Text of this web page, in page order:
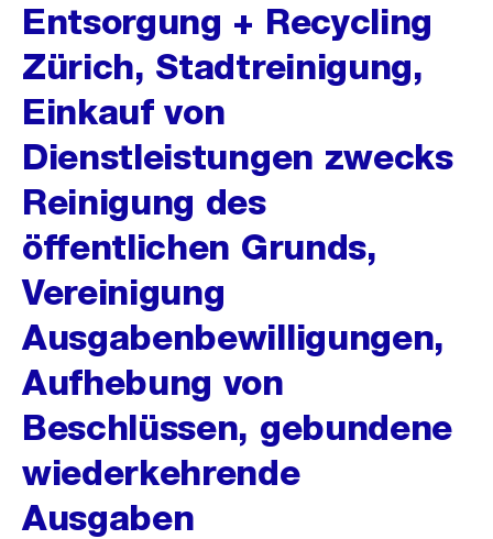
Entsorgung + Recycling
Zürich, Stadtreinigung,
Einkauf von
Dienstleistungen zwecks
Reinigung des
öffentlichen Grunds,
Vereinigung
Ausgabenbewilligungen,
Aufhebung von
Beschlüssen, gebundene
wiederkehrende
Ausgaben